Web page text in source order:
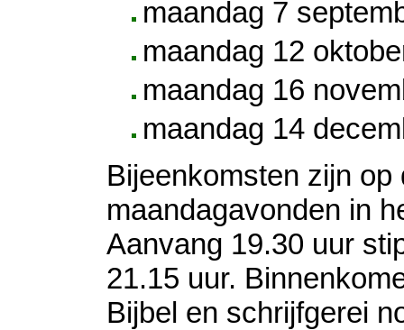
maandag 7
maandag 12
maandag 16
maandag 14
Bijeenkomsten zijn op
maandagavonden in
Aanvang 19.30 uur
21.15 uur.
Bijbel en schrijfgerei